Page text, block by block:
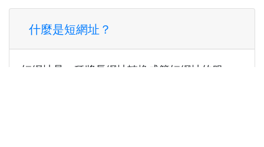
什麼是短網址？
短網址是一種將長網址轉換成簡短網址的服